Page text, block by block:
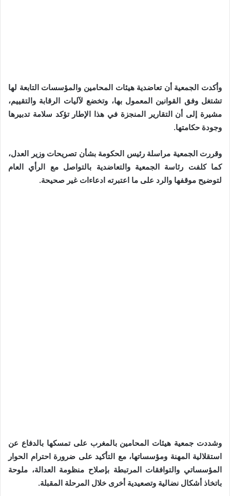
وأكدت الجمعية أن تعاضدية هيئات المحامين والمؤسسات التابعة لها
تشتغل وفق القوانين المعمول بها، وتخضع لآليات الرقابة والتقييم،
مشيرة إلى أن التقارير المنجزة في هذا الإطار تؤكد سلامة تدبيرها
وجودة حكامتها.
وقررت الجمعية مراسلة رئيس الحكومة بشأن تصريحات وزير العدل،
كما كلفت رئاسة الجمعية والتعاضدية بالتواصل مع الرأي العام
لتوضيح موقفها والرد على ما اعتبرته ادعاءات غير صحيحة.
وشددت جمعية هيئات المحامين بالمغرب على تمسكها بالدفاع عن
استقلالية المهنة ومؤسساتها، مع التأكيد على ضرورة احترام الحوار
المؤسساتي والتوافقات المرتبطة بإصلاح منظومة العدالة، ملوحة
باتخاذ أشكال نضالية وتصعيدية أخرى خلال المرحلة المقبلة.